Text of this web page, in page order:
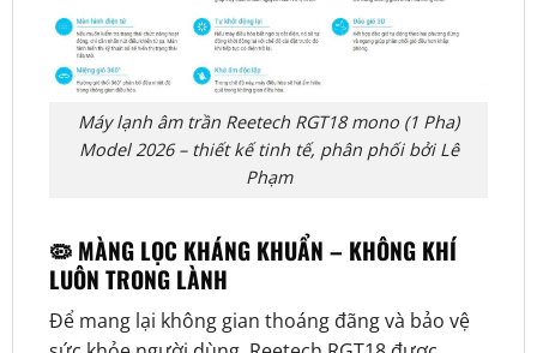
Máy lạnh âm trần Reetech RGT18 mono (1 Pha)
Model 2026 – thiết kế tinh tế, phân phối bởi Lê
Phạm
🦠 MÀNG LỌC KHÁNG KHUẨN – KHÔNG KHÍ
LUÔN TRONG LÀNH
Để mang lại không gian thoáng đãng và bảo vệ